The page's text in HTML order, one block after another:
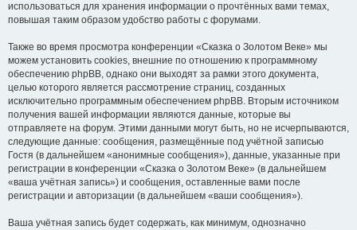
использоваться для хранения информации о прочтённых вами темах,
повышая таким образом удобство работы с форумами.
Также во время просмотра конференции «Сказка о Золотом Веке» мы
можем установить cookies, внешние по отношению к программному
обеспечению phpBB, однако они выходят за рамки этого документа,
целью которого является рассмотрение страниц, созданных
исключительно программным обеспечением phpBB. Вторым источником
получения вашей информации являются данные, которые вы
отправляете на форум. Этими данными могут быть, но не исчерпываются,
следующие данные: сообщения, размещённые под учётной записью
Гостя (в дальнейшем «анонимные сообщения»), данные, указанные при
регистрации в конференции «Сказка о Золотом Веке» (в дальнейшем
«ваша учётная запись») и сообщения, оставленные вами после
регистрации и авторизации (в дальнейшем «ваши сообщения»).
Ваша учётная запись будет содержать, как минимум, однозначно